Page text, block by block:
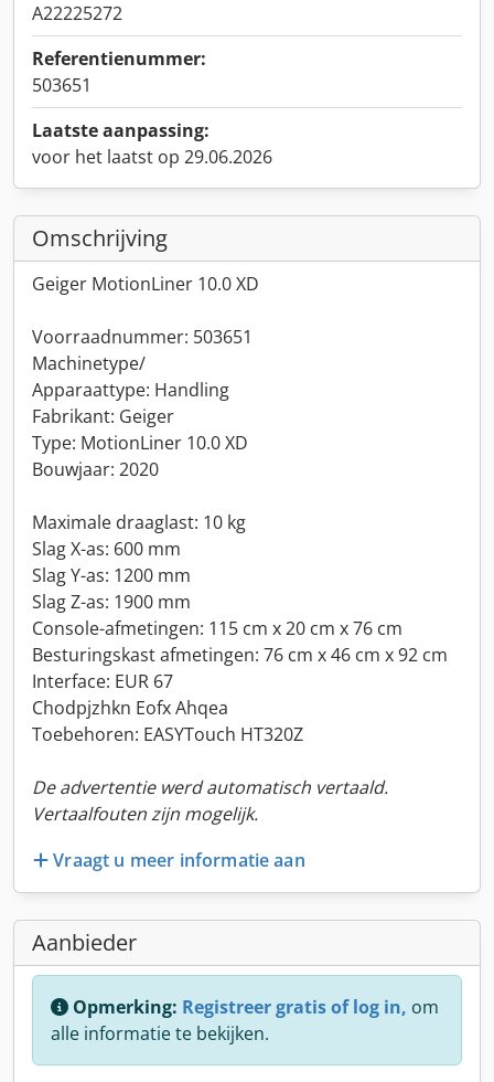
A22225272
Referentienummer:
503651
Laatste aanpassing:
voor het laatst op 29.06.2026
Omschrijving
Geiger MotionLiner 10.0 XD
Voorraadnummer: 503651
Machinetype/
Apparaattype: Handling
Fabrikant: Geiger
Type: MotionLiner 10.0 XD
Bouwjaar: 2020
Maximale draaglast: 10 kg
Slag X-as: 600 mm
Slag Y-as: 1200 mm
Slag Z-as: 1900 mm
Console-afmetingen: 115 cm x 20 cm x 76 cm
Besturingskast afmetingen: 76 cm x 46 cm x 92 cm
Interface: EUR 67
Chodpjzhkn Eofx Ahqea
Toebehoren: EASYTouch HT320Z
De advertentie werd automatisch vertaald.
Vertaalfouten zijn mogelijk.
Vraagt u meer informatie aan
Aanbieder
Opmerking: Registreer gratis of log in, om
alle informatie te bekijken.